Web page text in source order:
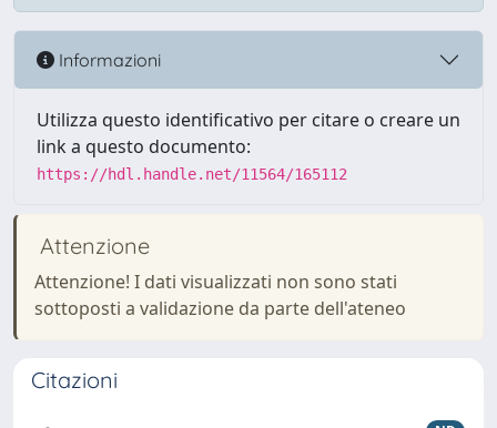
Informazioni
Utilizza questo identificativo per citare o creare un
link a questo documento:
https://hdl.handle.net/11564/165112
Attenzione
Attenzione! I dati visualizzati non sono stati
sottoposti a validazione da parte dell'ateneo
Citazioni